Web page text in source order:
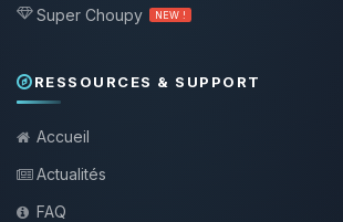
Super Choupy NEW !
RESSOURCES & SUPPORT
Accueil
Actualités
FAQ